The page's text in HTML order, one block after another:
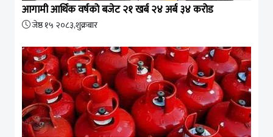
आगामी आर्थिक वर्षको बजेट २१ खर्ब २४ अर्ब ३४ करोड
जेष्ठ १५ २०८३,शुक्रबार